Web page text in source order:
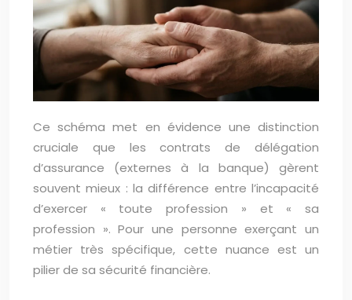
Ce schéma met en évidence une distinction
cruciale que les contrats de délégation
d’assurance (externes à la banque) gèrent
souvent mieux : la différence entre l’incapacité
d’exercer « toute profession » et « sa
profession ». Pour une personne exerçant un
métier très spécifique, cette nuance est un
pilier de sa sécurité financière.